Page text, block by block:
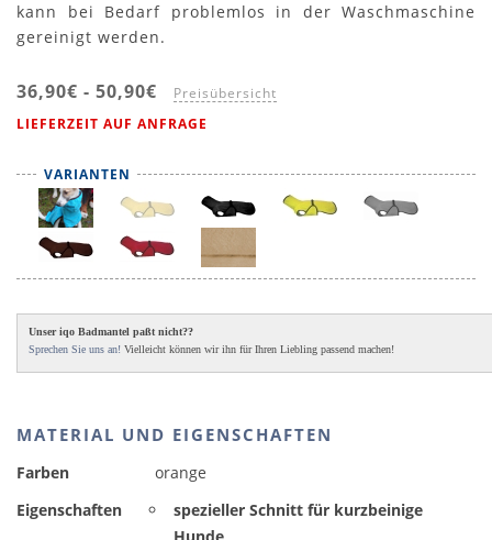
kann bei Bedarf problemlos in der Waschmaschine
gereinigt werden.
36,90€ - 50,90€ Preisübersicht
LIEFERZEIT AUF ANFRAGE
VARIANTEN
Unser iqo Badmantel paßt nicht??
Sprechen Sie uns an! Vielleicht können wir ihn für Ihren Liebling passend machen!
MATERIAL UND EIGENSCHAFTEN
Farben
orange
Eigenschaften
spezieller Schnitt für kurzbeinige